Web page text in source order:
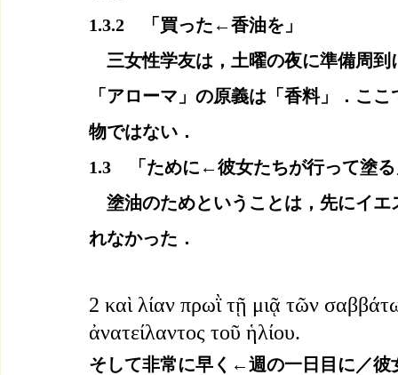
1.3.2　「買った←香油を」
三女性学友は，土曜の夜に準備周到
「アローマ」の原義は「香料」．こ
物ではない．
1.3　「ために←彼女たちが行って塗
塗油のためということは，先にイエ
れなかった．
2 καὶ λίαν πρωῒ τῇ μιᾷ τῶν
ἀνατείλαντος τοῦ ἡλίου.
そして非常に早く←週の一日目に／